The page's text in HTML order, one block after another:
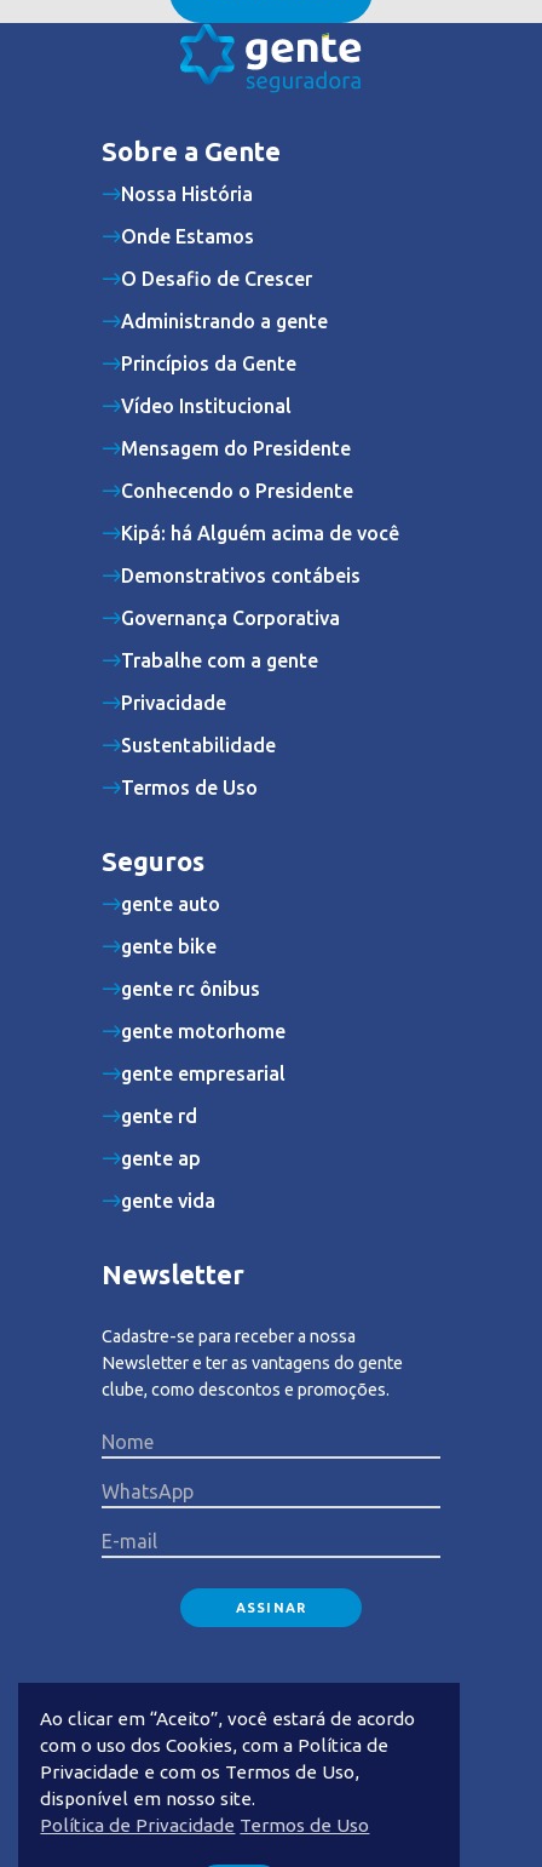
Sobre a Gente
Nossa História
Onde Estamos
O Desafio de Crescer
Administrando a gente
Princípios da Gente
Vídeo Institucional
Mensagem do Presidente
Conhecendo o Presidente
Kipá: há Alguém acima de você
Demonstrativos contábeis
Governança Corporativa
Trabalhe com a gente
Privacidade
Sustentabilidade
Termos de Uso
Seguros
gente auto
gente bike
gente rc ônibus
gente motorhome
gente empresarial
gente rd
gente ap
gente vida
Newsletter
Cadastre-se para receber a nossa
Newsletter e ter as vantagens do gente
clube, como descontos e promoções.
Privacidade Termos de Uso
Ao clicar em “Aceito”, você estará de acordo
com o uso dos Cookies, com a Política de
Privacidade e com os Termos de Uso,
disponível em nosso site.
Política de Privacidade Termos de Uso